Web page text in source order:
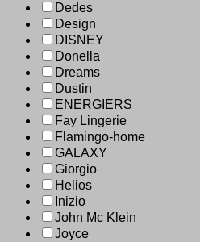
Dedes
Design
DISNEY
Donella
Dreams
Dustin
ENERGIERS
Fay Lingerie
Flamingo-home
GALAXY
Giorgio
Helios
Inizio
John Mc Klein
Joyce